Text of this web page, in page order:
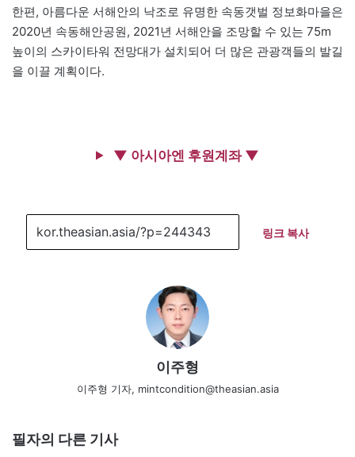
한편, 아름다운 서해안의 낙조로 유명한 속동갯벌 정보화마을은
2020년 속동해안공원, 2021년 서해안을 조망할 수 있는 75m
높이의 스카이타워 전망대가 설치되어 더 많은 관광객들의 발길
을 이끌 계획이다.
▼ 아시아엔 후원계좌 ▼
링크 복사
이주형
이주형 기자, mintcondition@theasian.asia
필자의 다른 기사